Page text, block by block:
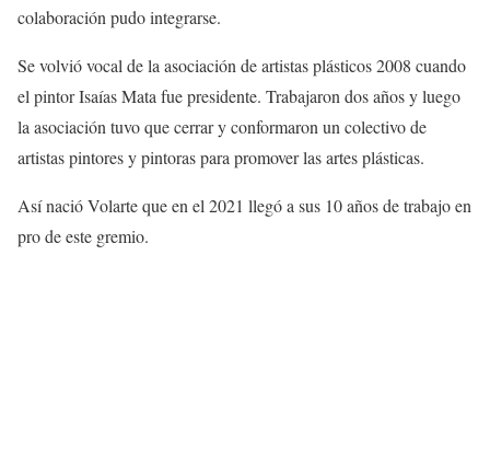
colaboración pudo integrarse.
Se volvió vocal de la asociación de artistas plásticos 2008 cuando
el pintor Isaías Mata fue presidente. Trabajaron dos años y luego
la asociación tuvo que cerrar y conformaron un colectivo de
artistas pintores y pintoras para promover las artes plásticas.
Así nació Volarte que en el 2021 llegó a sus 10 años de trabajo en
pro de este gremio.